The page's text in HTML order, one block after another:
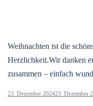
Weihnachten ist die
Herzlichkeit.Wir danken
zusammen – einfach
23. Dezember 202423. Dezember